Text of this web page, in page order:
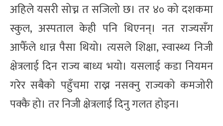
अहिले यसरी सोच्न त सजिलो छ। तर ४० को दशकमा
स्कुल, अस्पताल केही पनि थिएनन्। नत राज्यसँग
आफैँले धान्न पैसा थियो। त्यसले शिक्षा, स्वास्थ्य निजी
क्षेत्रलाई दिन राज्य बाध्य भयो। यसलाई कडा नियमन
गरेर सबैको पहुँचमा राख्न नसक्नु राज्यको कमजोरी
पक्कै हो। तर निजी क्षेत्रलाई दिनु गलत होइन।